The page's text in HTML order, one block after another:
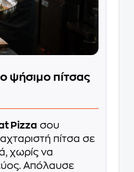
ψήσιμο πίτσας
Pizza σου
πίτσα σε
χωρίς να
Απόλαυσε